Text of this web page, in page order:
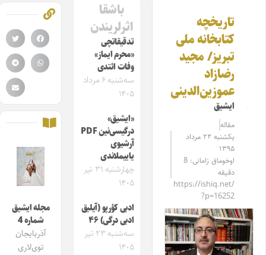
تاریخچه
کتابخانه ملی
تبریز/ مجید
رضازاد
عموزین‌الدینی
ایشیق
مقاله‌
یکشنبه ۲۴ مرداد
۱۳۹۵
اوخوماق زامانی: 8
دقیقه
https://ishiq.net/
?p=16252
باشقا
اثرلریندن
تدقیقاتچی
«محرم ایماز»
وفات ائتدی
سه‌شنبه ۶ مرداد
۱۴۰۵
«ایشیق»
درگیسی‌نین PDF
آرشیوی
یاییملاندی
چهارشنبه ۳۱ تیر
۱۴۰۵
ادبی کؤرپو (آیلیق
ادبی درگی) ۴۶
سه‌شنبه ۲۳ تیر
۱۴۰۵
مجله ایشیق
شماره 4
آذربایجان
توی‌لاری